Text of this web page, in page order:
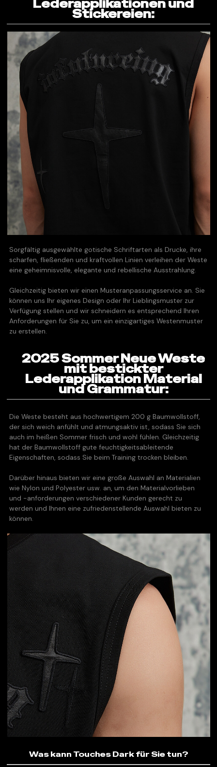
Lederapplikationen und
Stickereien:
Sorgfältig ausgewählte gotische Schriftarten als Drucke, ihre
scharfen, fließenden und kraftvollen Linien verleihen der Weste
eine geheimnisvolle, elegante und rebellische Ausstrahlung.
Gleichzeitig bieten wir einen Musteranpassungsservice an. Sie
können uns Ihr eigenes Design oder Ihr Lieblingsmuster zur
Verfügung stellen und wir schneidern es entsprechend Ihren
Anforderungen für Sie zu, um ein einzigartiges Westenmuster
zu erstellen.
2025 Sommer Neue Weste
mit bestickter
Lederapplikation Material
und Grammatur:
Die Weste besteht aus hochwertigem 200 g Baumwollstoff,
der sich weich anfühlt und atmungsaktiv ist, sodass Sie sich
auch im heißen Sommer frisch und wohl fühlen. Gleichzeitig
hat der Baumwollstoff gute feuchtigkeitsableitende
Eigenschaften, sodass Sie beim Training trocken bleiben.
Darüber hinaus bieten wir eine große Auswahl an Materialien
wie Nylon und Polyester usw. an, um den Materialvorlieben
und -anforderungen verschiedener Kunden gerecht zu
werden und Ihnen eine zufriedenstellende Auswahl bieten zu
können.
Was kann Touches Dark für Sie tun?